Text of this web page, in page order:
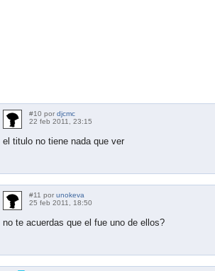
#10 por djcmc
22 feb 2011, 23:15
el titulo no tiene nada que ver
#11 por unokeva
25 feb 2011, 18:50
no te acuerdas que el fue uno de ellos?